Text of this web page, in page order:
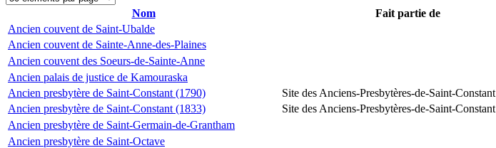
Nom Fait partie de
Ancien couvent de Saint-Ubalde
Ancien couvent de Sainte-Anne-des-Plaines
Ancien couvent des Soeurs-de-Sainte-Anne
Ancien palais de justice de Kamouraska
Ancien presbytère de Saint-Constant (1790)
Site des Anciens-Presbytères-de-Saint-Constant
Ancien presbytère de Saint-Constant (1833)
Site des Anciens-Presbytères-de-Saint-Constant
Ancien presbytère de Saint-Germain-de-Grantham
Ancien presbytère de Saint-Octave